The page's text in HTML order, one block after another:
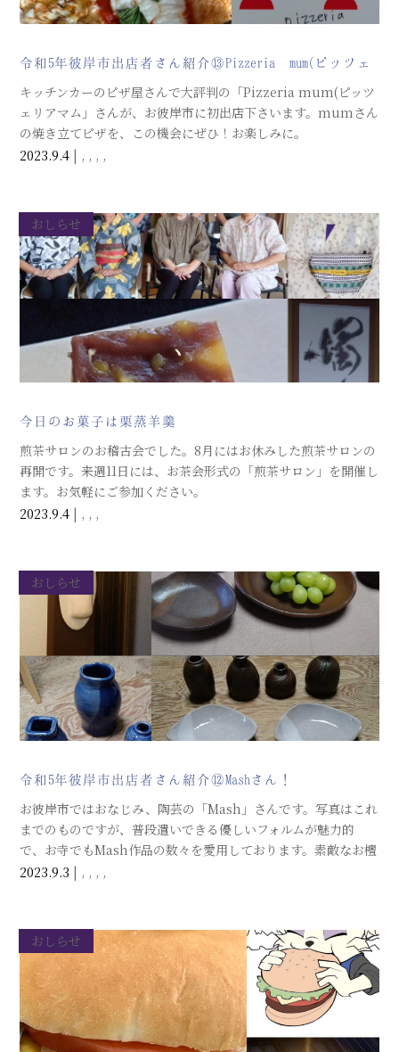
令和5年彼岸市出店者さん紹介⑬Pizzeria mum(ピッツェ
リアマム）さん！
2023.9.4 | , , , ,
キッチンカーのピザ屋さんで大評判の「Pizzeria mum(ピッツ
ェリアマム」さんが、お彼岸市に初出店下さいます。mumさん
の焼き立てピザを、この機会にぜひ！お楽しみに。
今日のお菓子は栗蒸羊羹
2023.9.4 |
おしらせ
, , ,
煎茶サロンのお稽古会でした。8月にはお休みした煎茶サロンの
再開です。来週11日には、お茶会形式の「煎茶サロン」を開催し
ます。お気軽にご参加ください。
今日のお菓子は、菓子はなさんの「栗蒸し羊羹」。大きな栗が
令和5年彼岸市出店者さん紹介⑫Mashさん！
2023.9.3 |
おしらせ
, , , ,
お彼岸市ではおなじみ、陶芸の「Mash」さんです。写真はこれ
までのものですが、普段遣いできる優しいフォルムが魅力的
で、お寺でもMash作品の数々を愛用しております。素敵なお檀
家さんです。今年はどのような作品が並ぶのか、今から楽しみ
おしらせ